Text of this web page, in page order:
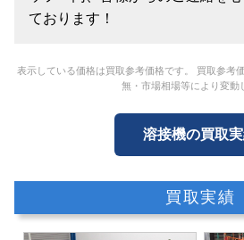
ております！
表示している価格は買取参考価格です。 買取参考
無・市場相場等により変動
溶接機の買取
買取実績